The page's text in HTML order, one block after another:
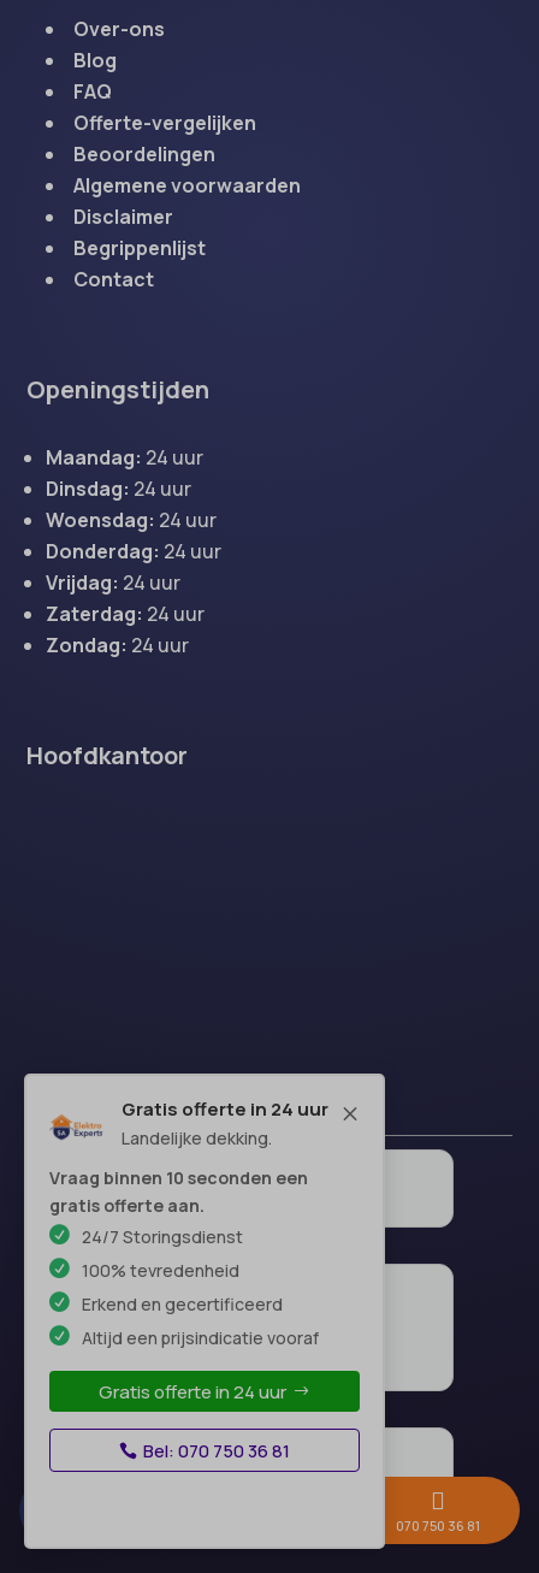
M
Gratis offerte in 24 uur
Landelijke dekking.
Vraag binnen 10 seconden een
gratis offerte aan.
24/7 Storingsdienst
100% tevredenheid
Erkend en gecertificeerd
Altijd een prijsindicatie vooraf
Gratis offerte in 24 uur
Bel: 070 750 36 81
Over-ons
Blog
FAQ
Offerte-vergelijken
Beoordelingen
Algemene voorwaarden
Disclaimer
Begrippenlijst
Contact
Openingstijden
Maandag: 24 uur
Dinsdag: 24 uur
Woensdag: 24 uur
Donderdag: 24 uur
Vrijdag: 24 uur
Zaterdag: 24 uur
Zondag: 24 uur
Hoofdkantoor

070 750 36 81